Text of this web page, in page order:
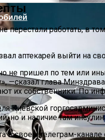
Есть Мандарины
перестали работать, в
аптекарей выйти на
не пришел по тем или
глава
их собственники. По
Киевской
но и наличие там
в своем телеграм-